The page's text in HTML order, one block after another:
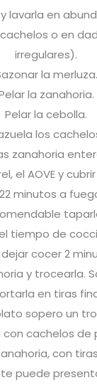
lavarla en
o en
irregulares).
la merluza.
la zanahoria.
Pelar la cebolla.
los
zanahoria
el AOVE y
minutos a
tiempo de
cocer 2
y trocearla.
en tiras
sopero un
con cachelos
con
puede